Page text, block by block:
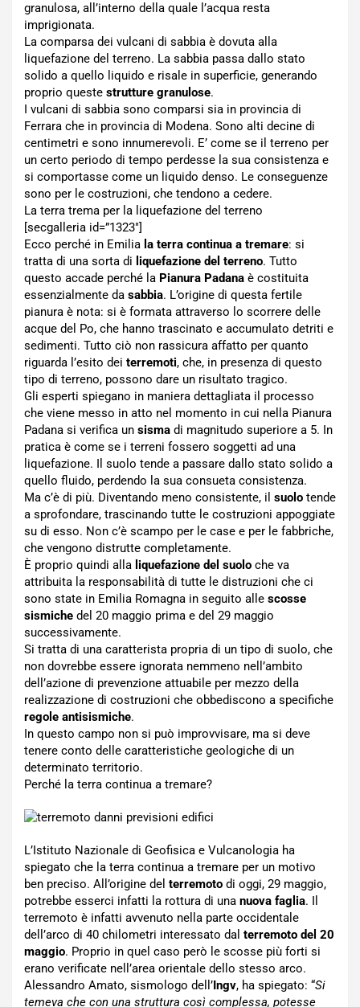
granulosa, all’interno della quale l’acqua resta
imprigionata.
La comparsa dei vulcani di sabbia è dovuta alla
liquefazione del terreno. La sabbia passa dallo stato
solido a quello liquido e risale in superficie, generando
proprio queste strutture granulose.
I vulcani di sabbia sono comparsi sia in provincia di
Ferrara che in provincia di Modena. Sono alti decine di
centimetri e sono innumerevoli. E’ come se il terreno per
un certo periodo di tempo perdesse la sua consistenza e
si comportasse come un liquido denso. Le conseguenze
sono per le costruzioni, che tendono a cedere.
La terra trema per la liquefazione del terreno
[secgalleria id=”1323″]
Ecco perché in Emilia la terra continua a tremare: si
tratta di una sorta di liquefazione del terreno. Tutto
questo accade perché la Pianura Padana è costituita
essenzialmente da sabbia. L’origine di questa fertile
pianura è nota: si è formata attraverso lo scorrere delle
acque del Po, che hanno trascinato e accumulato detriti e
sedimenti. Tutto ciò non rassicura affatto per quanto
riguarda l’esito dei terremoti, che, in presenza di questo
tipo di terreno, possono dare un risultato tragico.
Gli esperti spiegano in maniera dettagliata il processo
che viene messo in atto nel momento in cui nella Pianura
Padana si verifica un sisma di magnitudo superiore a 5. In
pratica è come se i terreni fossero soggetti ad una
liquefazione. Il suolo tende a passare dallo stato solido a
quello fluido, perdendo la sua consueta consistenza.
Ma c’è di più. Diventando meno consistente, il suolo tende
a sprofondare, trascinando tutte le costruzioni appoggiate
su di esso. Non c’è scampo per le case e per le fabbriche,
che vengono distrutte completamente.
È proprio quindi alla liquefazione del suolo che va
attribuita la responsabilità di tutte le distruzioni che ci
sono state in Emilia Romagna in seguito alle scosse
sismiche del 20 maggio prima e del 29 maggio
successivamente.
Si tratta di una caratterista propria di un tipo di suolo, che
non dovrebbe essere ignorata nemmeno nell’ambito
dell’azione di prevenzione attuabile per mezzo della
realizzazione di costruzioni che obbediscono a specifiche
regole antisismiche.
In questo campo non si può improvvisare, ma si deve
tenere conto delle caratteristiche geologiche di un
determinato territorio.
Perché la terra continua a tremare?
L’Istituto Nazionale di Geofisica e Vulcanologia ha
spiegato che la terra continua a tremare per un motivo
ben preciso. All’origine del terremoto di oggi, 29 maggio,
potrebbe esserci infatti la rottura di una nuova faglia. Il
terremoto è infatti avvenuto nella parte occidentale
dell’arco di 40 chilometri interessato dal terremoto del 20
maggio. Proprio in quel caso però le scosse più forti si
erano verificate nell’area orientale dello stesso arco.
Alessandro Amato, sismologo dell’Ingv, ha spiegato: “Si
temeva che con una struttura così complessa, potesse